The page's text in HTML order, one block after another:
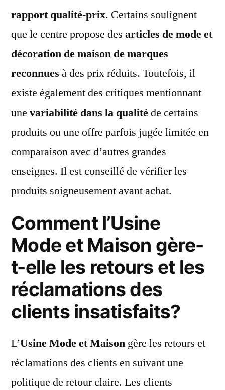
rapport qualité-prix. Certains soulignent
que le centre propose des articles de mode et
décoration de maison de marques
reconnues à des prix réduits. Toutefois, il
existe également des critiques mentionnant
une variabilité dans la qualitéde certains
produits ou une offre parfois jugée limitée en
comparaison avec d’autres grandes
enseignes. Il est conseillé de vérifier les
produits soigneusement avant achat.
Comment l’Usine
Mode et Maison gère-
t-elle les retours et les
réclamations des
clients insatisfaits?
L’Usine Mode et Maison gère les retours et
réclamations des clients en suivant une
politique de retour claire. Les clients